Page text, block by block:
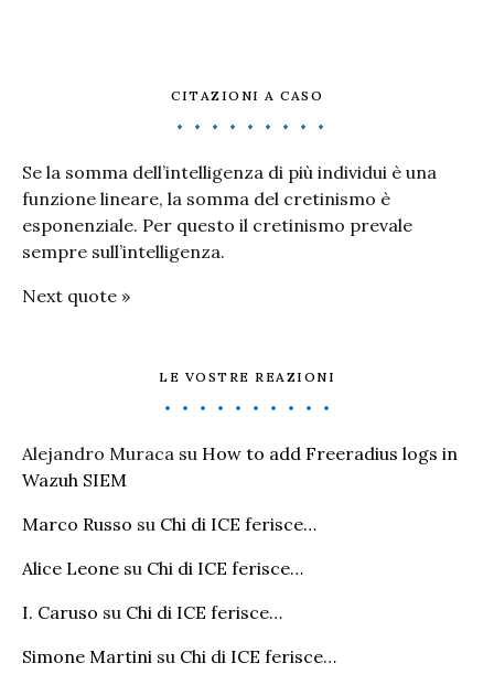
CITAZIONI A CASO
Se la somma dell’intelligenza di più individui è una
funzione lineare, la somma del cretinismo è
esponenziale. Per questo il cretinismo prevale
sempre sull’intelligenza.
Next quote »
LE VOSTRE REAZIONI
Alejandro Muraca su How to add Freeradius logs in
Wazuh SIEM
Marco Russo su Chi di ICE ferisce…
Alice Leone su Chi di ICE ferisce…
I. Caruso su Chi di ICE ferisce…
Simone Martini su Chi di ICE ferisce…